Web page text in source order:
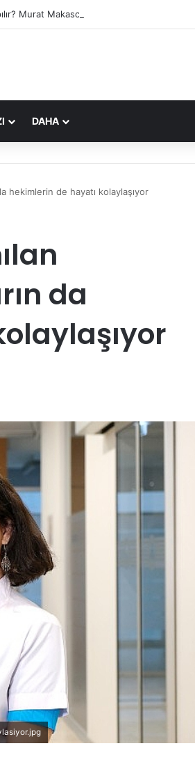
Murat Makascı Klinik ile Hayalinizdeki
DAHA
hekimlerin de hayatı kolaylaşıyor
da